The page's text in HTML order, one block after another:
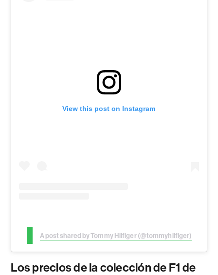
View this post on Instagram
A post shared by Tommy Hilfiger (@tommyhilfiger)
Los precios de la colección de F1 de